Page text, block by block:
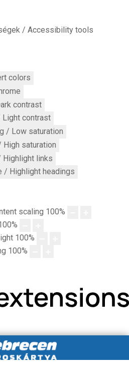
/ Accessibility tools
colors
contrast
contrast
/ Low saturation
saturation
links
/ Highlight headings
scaling 100%
%
100%
100%